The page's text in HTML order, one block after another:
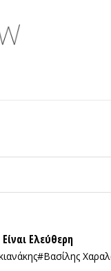
Ελεύθερη
#Βασίλης